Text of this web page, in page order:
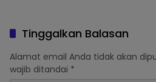
Tinggalkan Balasan
Alamat email Anda tidak akan
wajib ditandai *